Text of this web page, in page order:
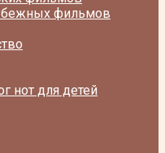
фильмов
нот для детей